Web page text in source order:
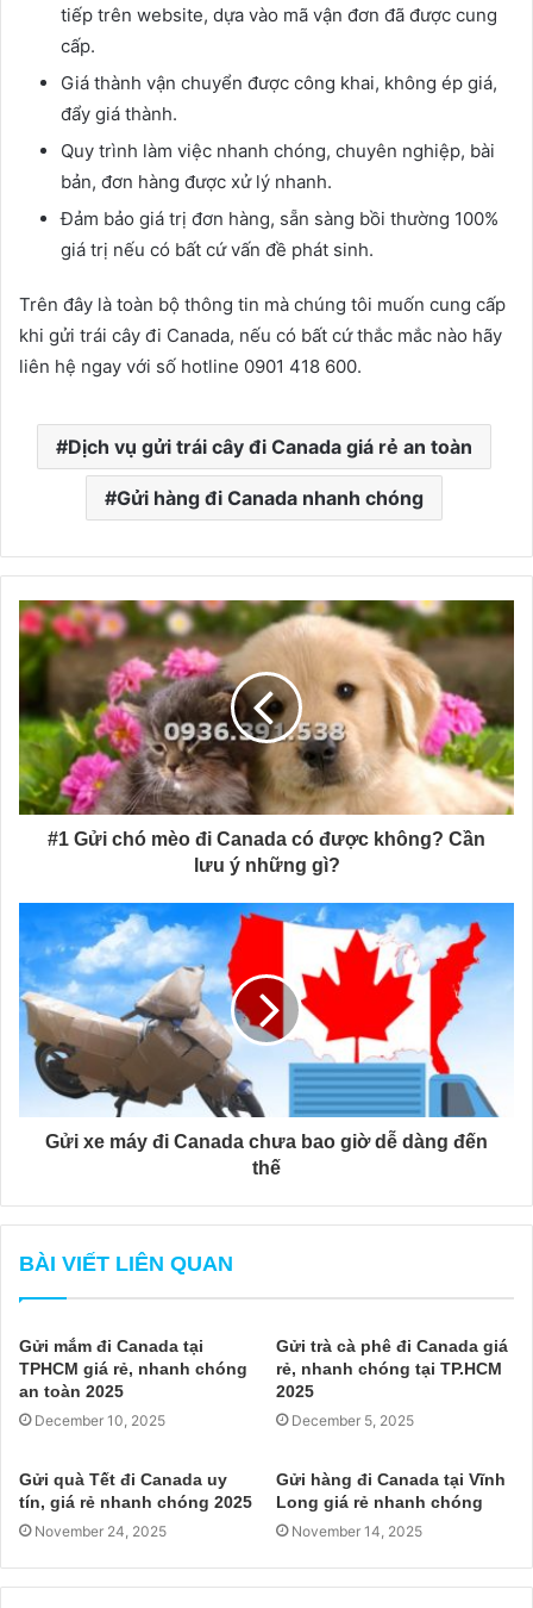
tiếp trên website, dựa vào mã vận đơn đã được cung
cấp.
Giá thành vận chuyển được công khai, không ép giá,
đẩy giá thành.
Quy trình làm việc nhanh chóng, chuyên nghiệp, bài
bản, đơn hàng được xử lý nhanh.
Đảm bảo giá trị đơn hàng, sẵn sàng bồi thường 100%
giá trị nếu có bất cứ vấn đề phát sinh.
Trên đây là toàn bộ thông tin mà chúng tôi muốn cung cấp
khi gửi trái cây đi Canada, nếu có bất cứ thắc mắc nào hãy
liên hệ ngay với số hotline 0901 418 600.
Dịch vụ gửi trái cây đi Canada giá rẻ an toàn
Gửi hàng đi Canada nhanh chóng
#1 Gửi chó mèo đi Canada có được không? Cần
lưu ý những gì?
Gửi xe máy đi Canada chưa bao giờ dễ dàng đến
thế
BÀI VIẾT LIÊN QUAN
Gửi mắm đi Canada tại
TPHCM giá rẻ, nhanh chóng
an toàn 2025
December 10, 2025
Gửi trà cà phê đi Canada giá
rẻ, nhanh chóng tại TP.HCM
2025
December 5, 2025
Gửi quà Tết đi Canada uy
tín, giá rẻ nhanh chóng 2025
November 24, 2025
Gửi hàng đi Canada tại Vĩnh
Long giá rẻ nhanh chóng
November 14, 2025